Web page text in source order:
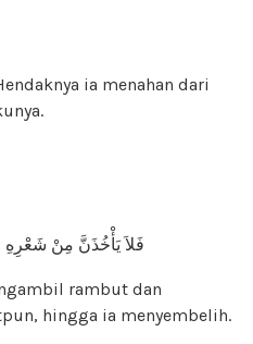
فَلاَ يَأْخُذَنَّ مِنْ
rambut dan
hingga ia menyembelih.